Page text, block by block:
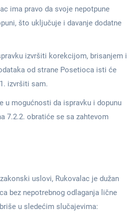
ima pravo da svoje nepotpune
što uključuje i davanje dodatne
izvršiti korekcijom, brisanjem i
od strane Posetioca isti će
izvršiti sam.
u mogućnosti da ispravku i dopunu
7.2.2. obratiće se sa zahtevom
uslovi, Rukovalac je dužan
bez nepotrebnog odlaganja lične
u sledećim slučajevima: